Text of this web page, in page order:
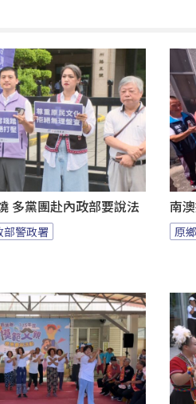
多黨團赴內政部要說法
部警政署
南
原鄉